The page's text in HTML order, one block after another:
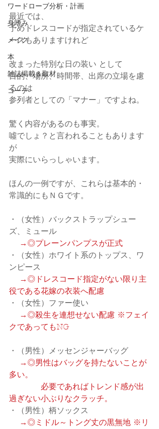
ワードローブ分析・計画
身嗜み
メイク
本
雑誌掲載＆取材
コーデ
最近では、
予めドレスコードが指定されているケ
ースもありますけれど
改まった特別な日の装い として
目的、場所、時間帯、出席の立場を慮
るのは
参列者としての「マナー」ですよね。
驚く内容があるのも事実。
噓でしょ？と言われることもあります
が
実際にいらっしゃいます。
ほんの一例ですが、これらは基本的・
常識的にもＮＧです。
・（女性）バックストラップシュー
ズ、ミュール
→◎プレーンパンプスが正式
・（女性）ホワイト系のトップス、ワ
ンピース
→◎ドレスコード指定がない限り主
役である花嫁の衣装へ配慮
・（女性）ファー使い
→◎殺生を連想せない配慮 ※フェイ
クであってもNG
・（男性）メッセンジャーバッグ
→◎男性はバッグを持たないことが
多い。
必要であればトレンド感が出
過ぎない小ぶりなクラッチ。
・（男性）柄ソックス
→◎ミドル～トング丈の黒無地 ※リ